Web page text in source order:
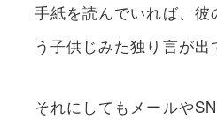
手紙を読んでいれば、
う子供じみた独り言が出
それにしてもメールや